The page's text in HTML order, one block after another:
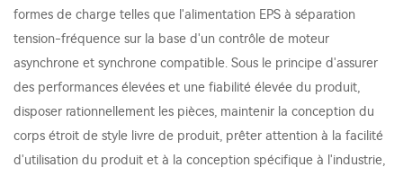
formes de charge telles que l'alimentation EPS à séparation
tension-fréquence sur la base d'un contrôle de moteur
asynchrone et synchrone compatible. Sous le principe d'assurer
des performances élevées et une fiabilité élevée du produit,
disposer rationnellement les pièces, maintenir la conception du
corps étroit de style livre de produit, prêter attention à la facilité
d'utilisation du produit et à la conception spécifique à l'industrie,